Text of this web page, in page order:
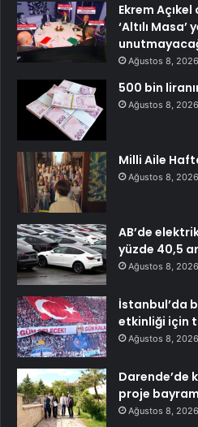
Ekrem
‘Altılı Masa’
Ağustos 8, 2026
500 bin
Ağustos 8, 2026
Milli Aile
Ağustos 8, 2026
AB’de
yüzde 40,5
Ağustos 8, 2026
İstanbul’da
etkinliği için
Ağustos 8, 2026
Darende’de
proje bayram
Ağustos 8, 2026